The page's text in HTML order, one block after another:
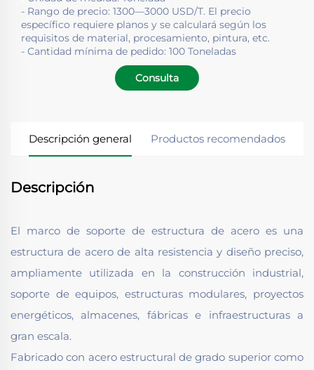
- Rango de precio: 1300—3000 USD/T. El precio
específico requiere planos y se calculará según los
requisitos de material, procesamiento, pintura, etc.
- Cantidad mínima de pedido: 100 Toneladas
Consulta
Descripción general Productos recomendados
Descripción
El marco de soporte de estructura de acero es una
estructura de acero de alta resistencia y diseño preciso,
ampliamente utilizada en la construcción industrial,
soporte de equipos, estructuras modulares, proyectos
energéticos, almacenes, fábricas e infraestructuras a
gran escala.
Fabricado con acero estructural de grado superior como